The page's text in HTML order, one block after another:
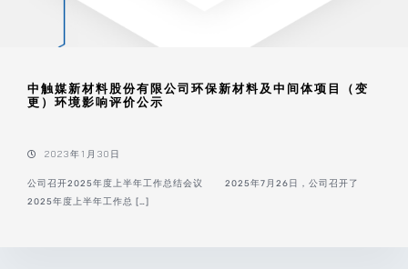
中触媒新材料股份有限公司环保新材料及中间体项目（变
更）环境影响评价公示
2023年1月30日
公司召开2025年度上半年工作总结会议 2025年7月26日，公司召开了
2025年度上半年工作总 […]